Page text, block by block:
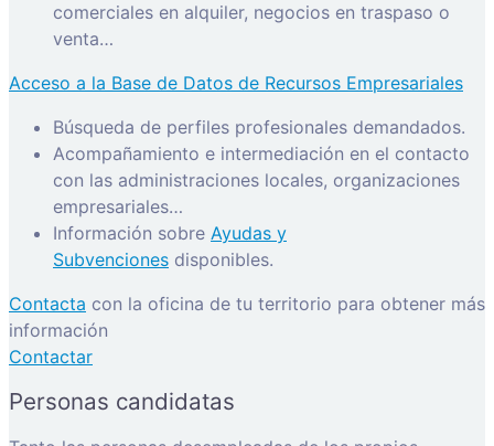
comerciales en alquiler, negocios en traspaso o
venta…
Acceso a la Base de Datos de Recursos Empresariales
Búsqueda de perfiles profesionales demandados.
Acompañamiento e intermediación en el contacto
con las administraciones locales, organizaciones
empresariales…
Información sobre Ayudas y
Subvenciones disponibles.
Contacta con la oficina de tu territorio para obtener más
información
Contactar
Personas candidatas